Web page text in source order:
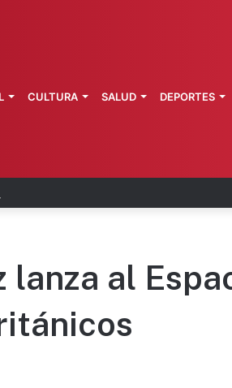
de Morelos investiga explosión
CULTURA SALUD DEPORTES
lanza al